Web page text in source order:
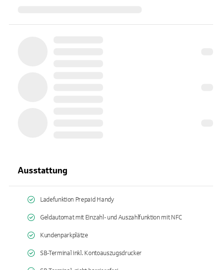
Ausstattung
Ladefunktion Prepaid Handy
Geldautomat mit Einzahl- und Auszahlfunktion mit NFC
Kundenparkplätze
SB-Terminal inkl. Kontoauszugsdrucker